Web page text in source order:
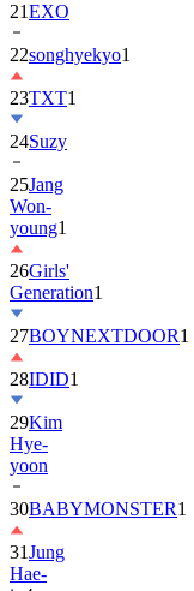
21EXO
22songhyekyo1
23TXT1
24Suzy
25Jang
Won-
young1
26Girls'
Generation1
27BOYNEXTDOOR1
28IDID1
29Kim
Hye-
yoon
30BABYMONSTER1
31Jung
Hae-